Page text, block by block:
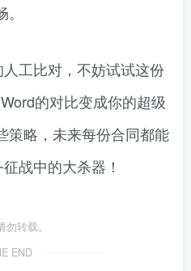
工比对，不妨试试这份
的对比变成你的超级
策略，未来每份合同都能
战中的大杀器！
转载。
END